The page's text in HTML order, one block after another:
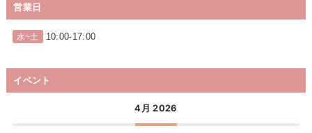
営業日
水~土 10:00-17:00
イベント
4月 2026